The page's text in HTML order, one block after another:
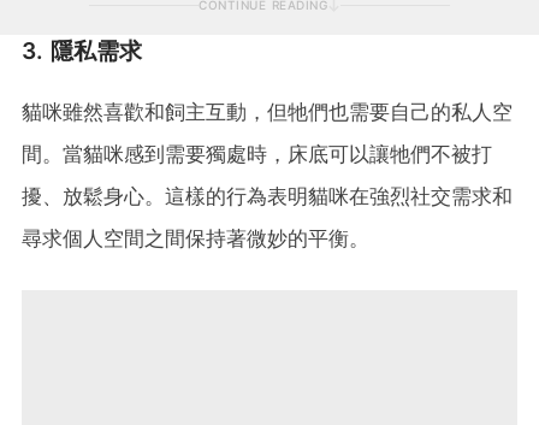
CONTINUE READING
3. 隱私需求
貓咪雖然喜歡和飼主互動，但牠們也需要自己的私人空
間。當貓咪感到需要獨處時，床底可以讓牠們不被打
擾、放鬆身心。這樣的行為表明貓咪在強烈社交需求和
尋求個人空間之間保持著微妙的平衡。